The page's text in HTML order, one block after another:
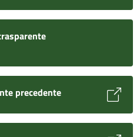
precedente